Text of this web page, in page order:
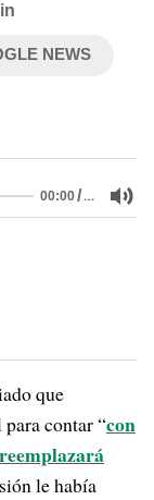
NEWS
00:00/…
que
contar “con
le había